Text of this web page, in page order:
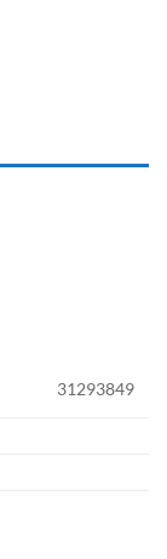
31293849